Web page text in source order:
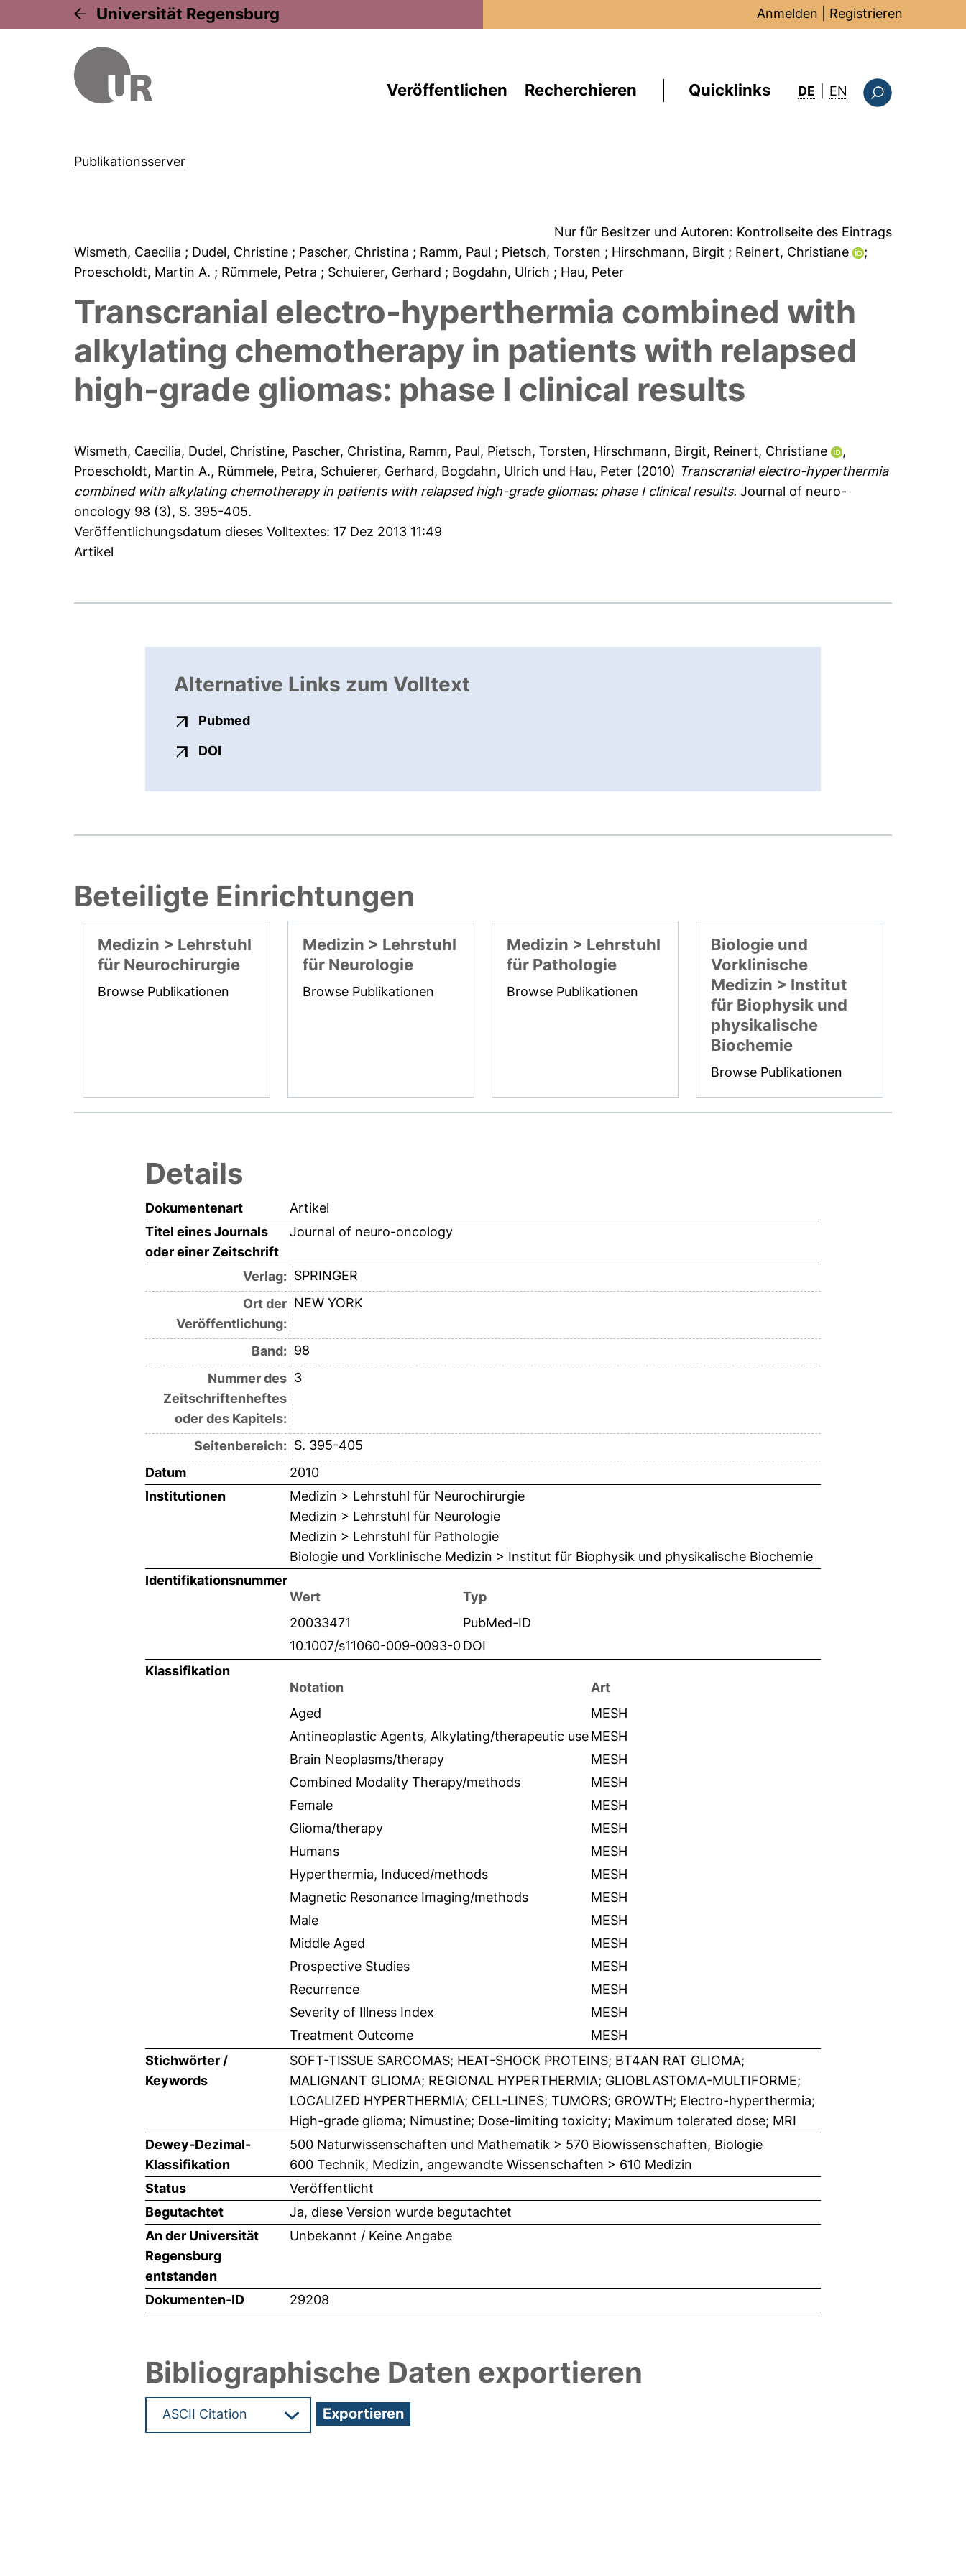
Universität Regensburg Anmelden Registrieren
Veröffentlichen Recherchieren Quicklinks DE EN : this page in
Publikationsserver
Nur für Besitzer und Autoren: Kontrollseite des Eintrags
Wismeth, Caecilia ; Dudel, Christine ; Pascher, Christina ; Ramm, Paul ; Pietsch, Torsten ; Hirschmann, Birgit ; Reinert, Christiane
;
Proescholdt, Martin A. ; Rümmele, Petra ; Schuierer, Gerhard ; Bogdahn, Ulrich ; Hau, Peter
Transcranial electro-hyperthermia combined with
alkylating chemotherapy in patients with relapsed
high-grade gliomas: phase I clinical results
Wismeth, Caecilia, Dudel, Christine, Pascher, Christina, Ramm, Paul, Pietsch, Torsten, Hirschmann, Birgit, Reinert, Christiane
,
Proescholdt, Martin A., Rümmele, Petra, Schuierer, Gerhard, Bogdahn, Ulrich und Hau, Peter (2010) Transcranial electro-hyperthermia
combined with alkylating chemotherapy in patients with relapsed high-grade gliomas: phase I clinical results. Journal of neuro-
oncology 98 (3), S. 395-405.
Veröffentlichungsdatum dieses Volltextes: 17 Dez 2013 11:49
Artikel
Alternative Links zum Volltext
Pubmedexterner Link, öffnet neues Fenster
DOI
Beteiligte Einrichtungen
Medizin > Lehrstuhl
für Neurochirurgie
Browse Publikationen
Medizin > Lehrstuhl
für Neurologie
Browse Publikationen
Medizin > Lehrstuhl
für Pathologie
Browse Publikationen
Biologie und
Vorklinische
Medizin > Institut
für Biophysik und
physikalische
Biochemie
Browse Publikationen
Details
Dokumentenart
Artikel
Titel eines Journals
oder einer Zeitschrift
Journal of neuro-oncology
Verlag: SPRINGER
Ort der
Veröffentlichung:
NEW YORK
Band: 98
Nummer des
Zeitschriftenheftes
oder des Kapitels:
3
Seitenbereich: S. 395-405
Datum
2010
Institutionen
Medizin > Lehrstuhl für Neurochirurgie
Medizin > Lehrstuhl für Neurologie
Medizin > Lehrstuhl für Pathologie
Biologie und Vorklinische Medizin > Institut für Biophysik und physikalische Biochemie
Identifikationsnummer
Wert
Typ
20033471
PubMed-ID
10.1007/s11060-009-0093-0DOI
Klassifikation
Notation
Art
Aged
MESH
Antineoplastic Agents, Alkylating/therapeutic useMESH
Brain Neoplasms/therapy
MESH
Combined Modality Therapy/methods
MESH
Female
MESH
Glioma/therapy
MESH
Humans
MESH
Hyperthermia, Induced/methods
MESH
Magnetic Resonance Imaging/methods
MESH
Male
MESH
Middle Aged
MESH
Prospective Studies
MESH
Recurrence
MESH
Severity of Illness Index
MESH
Treatment Outcome
MESH
Stichwörter /
Keywords
SOFT-TISSUE SARCOMAS; HEAT-SHOCK PROTEINS; BT4AN RAT GLIOMA;
MALIGNANT GLIOMA; REGIONAL HYPERTHERMIA; GLIOBLASTOMA-MULTIFORME;
LOCALIZED HYPERTHERMIA; CELL-LINES; TUMORS; GROWTH; Electro-hyperthermia;
High-grade glioma; Nimustine; Dose-limiting toxicity; Maximum tolerated dose; MRI
Dewey-Dezimal-
Klassifikation
500 Naturwissenschaften und Mathematik > 570 Biowissenschaften, Biologie
600 Technik, Medizin, angewandte Wissenschaften > 610 Medizin
Status
Veröffentlicht
Begutachtet
Ja, diese Version wurde begutachtet
An der Universität
Regensburg
entstanden
Unbekannt / Keine Angabe
Dokumenten-ID 29208
Bibliographische Daten exportieren